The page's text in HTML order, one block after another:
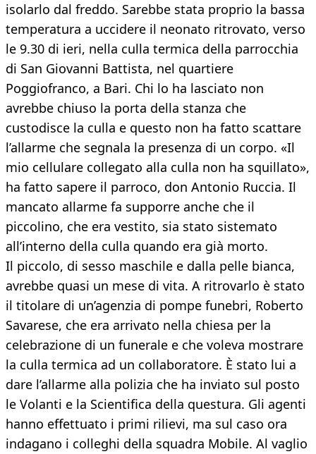
isolarlo dal freddo. Sarebbe stata proprio la bassa
temperatura a uccidere il neonato ritrovato, verso
le 9.30 di ieri, nella culla termica della parrocchia
di San Giovanni Battista, nel quartiere
Poggiofranco, a Bari. Chi lo ha lasciato non
avrebbe chiuso la porta della stanza che
custodisce la culla e questo non ha fatto scattare
l’allarme che segnala la presenza di un corpo. «Il
mio cellulare collegato alla culla non ha squillato»,
ha fatto sapere il parroco, don Antonio Ruccia. Il
mancato allarme fa supporre anche che il
piccolino, che era vestito, sia stato sistemato
all’interno della culla quando era già morto.
Il piccolo, di sesso maschile e dalla pelle bianca,
avrebbe quasi un mese di vita. A ritrovarlo è stato
il titolare di un’agenzia di pompe funebri, Roberto
Savarese, che era arrivato nella chiesa per la
celebrazione di un funerale e che voleva mostrare
la culla termica ad un collaboratore. È stato lui a
dare l’allarme alla polizia che ha inviato sul posto
le Volanti e la Scientifica della questura. Gli agenti
hanno effettuato i primi rilievi, ma sul caso ora
indagano i colleghi della squadra Mobile. Al vaglio